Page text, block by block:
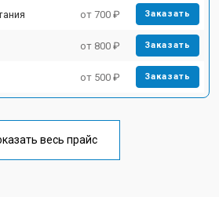
от 700 ₽ Заказать
от 800 ₽ Заказать
от 500 ₽ Заказать
весь прайс